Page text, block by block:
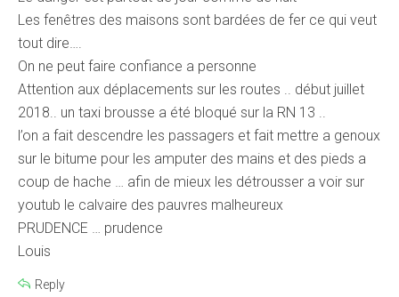
Les fenêtres des maisons sont bardées de fer ce qui veut
tout dire….
On ne peut faire confiance a personne
Attention aux déplacements sur les routes .. début juillet
2018.. un taxi brousse a été bloqué sur la RN 13 ..
l’on a fait descendre les passagers et fait mettre a genoux
sur le bitume pour les amputer des mains et des pieds a
coup de hache … afin de mieux les détrousser a voir sur
youtub le calvaire des pauvres malheureux
PRUDENCE … prudence
Louis
Reply